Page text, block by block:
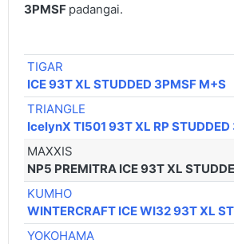
3PMSF padangai.
TIGAR
ICE 93T XL STUDDED 3PMSF M+S
TRIANGLE
IcelynX TI501 93T XL RP
MAXXIS
NP5 PREMITRA ICE 93T XL
KUMHO
WINTERCRAFT ICE WI32 93T XL
YOKOHAMA